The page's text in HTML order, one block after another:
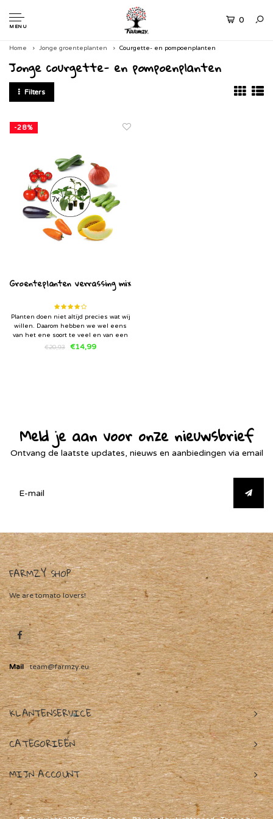
MENU
0
Home Jonge groenteplanten Courgette- en pompoenplanten
Jonge courgette- en pompoenplanten
Filters
-28%
Groenteplanten verrassing mix
Planten doen niet altijd precies wat wij
willen. Daarom hebben we wel eens
van het ene soort te veel en van een
ander soort te weinig. In deze mix van
€20,93 €14,99
Meld je aan voor onze nieuwsbrief
Ontvang de laatste updates, nieuws en aanbiedingen via email
FARMZY SHOP
We are tomato lovers!
Mail team@farmzy.eu
KLANTENSERVICE
CATEGORIEËN
MIJN ACCOUNT